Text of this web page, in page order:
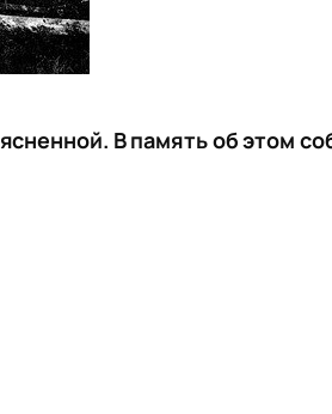
В память об этом